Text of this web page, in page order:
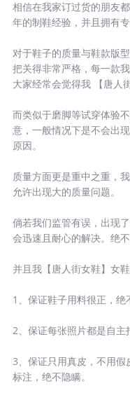
相信在我家订过货的朋友
年的制鞋经验，并且拥有专
对于鞋子的质量与鞋款版
把关得非常严格，每一款
大家经常会觉得我 【唐人
而类似于磨脚等试穿体验
意，一般情况下是不会出
原因。
质量方面更是重中之重，
允许出现大的质量问题。
倘若我们监管有误，出现
会迅速且耐心的解决。绝
并且我【唐人街女鞋】女鞋
1、保证鞋子用料很正，绝
2、保证每张照片都是自主
3、保证只用真皮，不用
标注，绝不隐瞒。